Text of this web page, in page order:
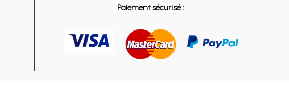
Paiement sécurisé :